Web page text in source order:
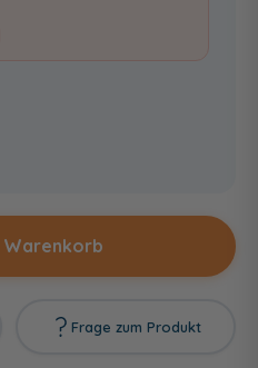
Warenkorb
Frage zum Produkt